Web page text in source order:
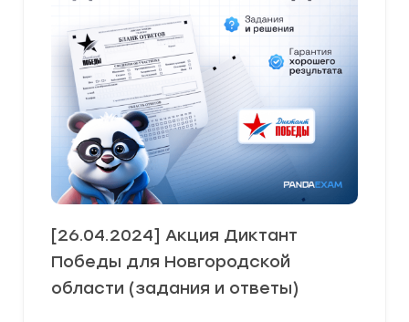
[26.04.2024] Акция Диктант
Победы для Новгородской
области (задания и ответы)